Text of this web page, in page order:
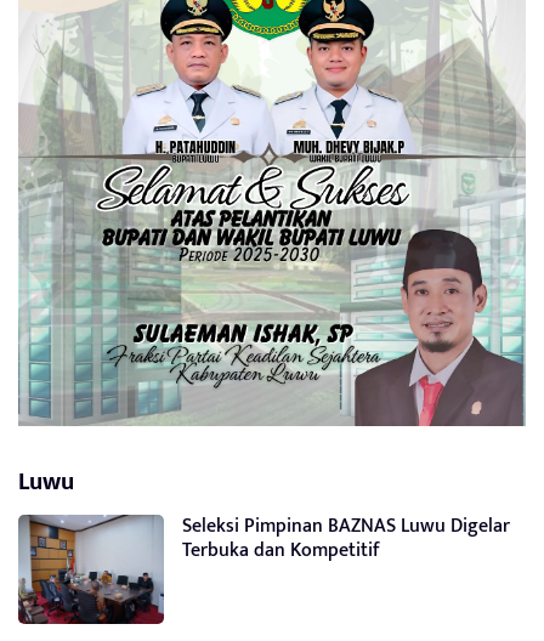
Luwu
Seleksi Pimpinan BAZNAS Luwu Digelar
Terbuka dan Kompetitif